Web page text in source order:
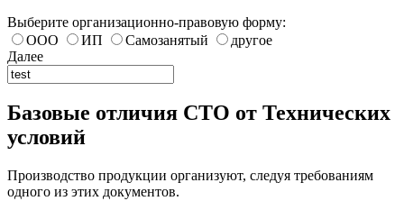
Выберите организационно-правовую форму:
ООО
ИП Самозанятый
другое
Далее
Базовые отличия СТО от Технических
условий
Производство продукции организуют, следуя требованиям
одного из этих документов.